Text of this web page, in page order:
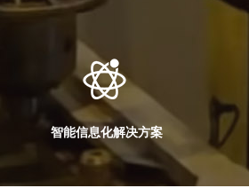
智能信息化解决方案